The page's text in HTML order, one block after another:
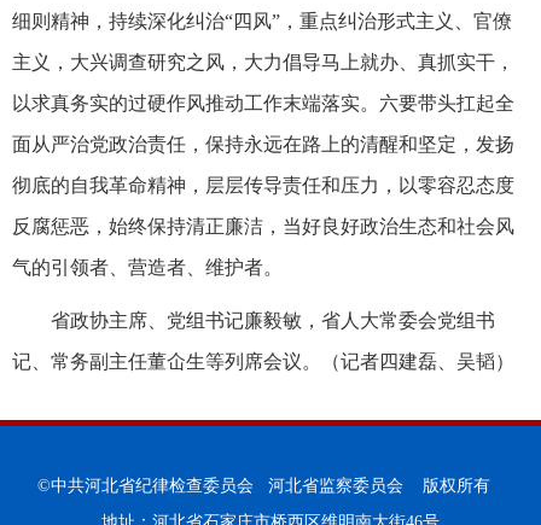
细则精神，持续深化纠治“四风”，重点纠治形式主义、官僚
主义，大兴调查研究之风，大力倡导马上就办、真抓实干，
以求真务实的过硬作风推动工作末端落实。六要带头扛起全
面从严治党政治责任，保持永远在路上的清醒和坚定，发扬
彻底的自我革命精神，层层传导责任和压力，以零容忍态度
反腐惩恶，始终保持清正廉洁，当好良好政治生态和社会风
气的引领者、营造者、维护者。
省政协主席、党组书记廉毅敏，省人大常委会党组书
记、常务副主任董仚生等列席会议。（记者四建磊、吴韬）
©中共河北省纪律检查委员会 河北省监察委员会 版权所有